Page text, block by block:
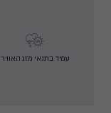
עמיד בתנאי מזג האוויר